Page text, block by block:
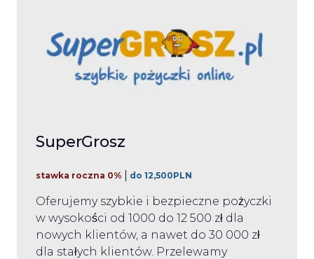
SuperGrosz
stawka roczna 0% do 12,500PLN
Oferujemy szybkie i bezpieczne pożyczki
w wysokości od 1000 do 12 500 zł dla
nowych klientów, a nawet do 30 000 zł
dla stałych klientów. Przelewamy